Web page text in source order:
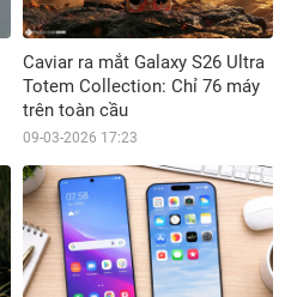
Caviar ra mắt Galaxy S26 Ultra
Totem Collection: Chỉ 76 máy
trên toàn cầu
09-03-2026 17:23